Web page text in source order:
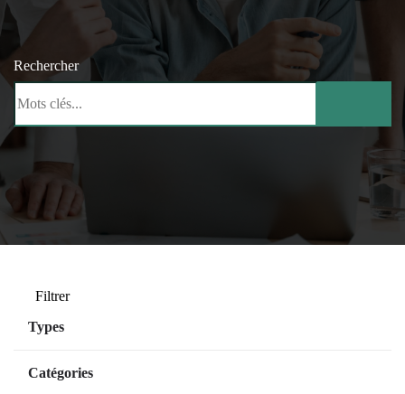
Rechercher
Filtrer
Types
SaaS
Catégories